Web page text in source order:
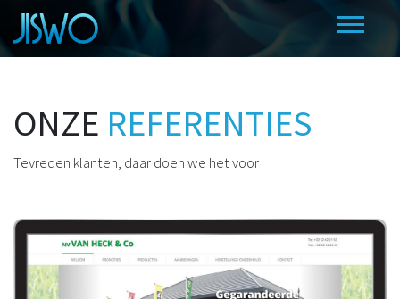
ONZE REFERENTIES
Tevreden klanten, daar doen we het voor